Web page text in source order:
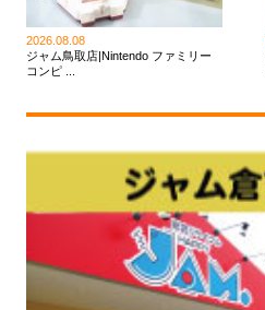
2026.08.08
ジャム鳥取店|Nintendo ファミリー
コンピ ...